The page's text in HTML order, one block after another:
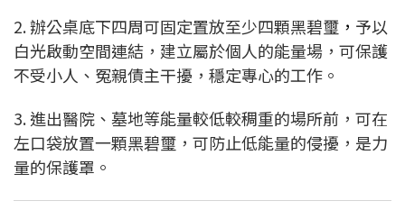
2. 辦公桌底下四周可固定置放至少四顆黑碧璽 ， 予以
白光啟動空間連結，建立屬於個人的能量場，可保護
不受小人、冤親債主干擾，穩定專心的工作。
3. 進出醫院、墓地等能量較低較稠重的場所前，可在
左口袋放置一顆黑碧璽，可防止低能量的侵擾，是力
量的保護罩。